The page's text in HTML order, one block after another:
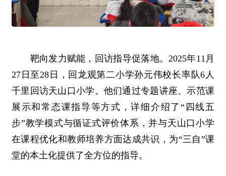
靶向发力赋能，回访指导促落地。2025年11月
27日至28日，回龙观第二小学孙元伟校长率队6人
千里回访天山口小学。他们通过专题讲座、示范课
展示和常态课指导等方式，详细介绍了“四线五
步”教学模式与循证式评价体系，并与天山口小学
在课程优化和教师培养方面达成共识，为“三自”课
堂的本土化提供了全方位的指导。